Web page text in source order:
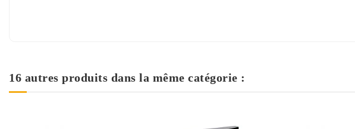
16 autres produits dans la même catégorie :